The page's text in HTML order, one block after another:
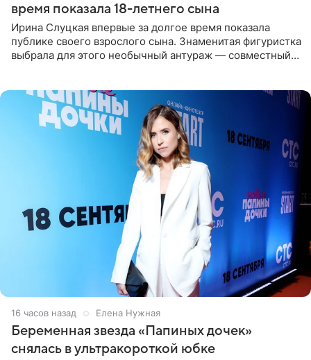
время показала 18-летнего сына
Ирина Слуцкая впервые за долгое время показала
публике своего взрослого сына. Знаменитая фигуристка
выбрала для этого необычный антураж — совместный
16 часов назад Елена Нужная
Беременная звезда «Папиных дочек»
снялась в ультракороткой юбке